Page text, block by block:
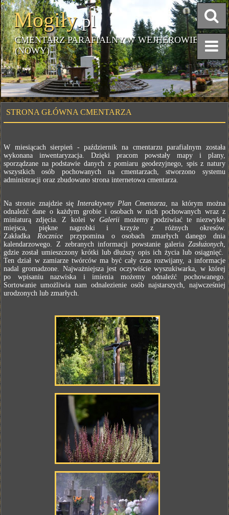
Mogiły.pl
CMENTARZ PARAFIALNY W WEJHEROWIE
(NOWY)
STRONA GŁÓWNA CMENTARZA
W miesiącach sierpień - październik na cmentarzu parafialnym została
wykonana inwentaryzacja. Dzięki pracom powstały mapy i plany,
sporządzane na podstawie danych z pomiaru geodezyjnego, spis z natury
wszystkich osób pochowanych na cmentarzach, stworzono systemu
administracji oraz zbudowano strona internetowa cmentarza.
Na stronie znajdzie się Interaktywny Plan Cmentarza, na którym można
odnaleźć dane o każdym grobie i osobach w nich pochowanych wraz z
miniaturą zdjęcia. Z kolei wGalerii możemy podziwiać te niezwykłe
miejsca, piękne nagrobki i krzyże z różnych okresów.
ZakładkaRocznice przypomina o osobach zmarłych danego dnia
kalendarzowego. Z zebranych informacji powstanie galeria Zasłużonych,
gdzie został umieszczony krótki lub dłuższy opis ich życia lub osiągnięć.
Ten dział w zamiarze twórców ma być cały czas rozwijany, a informacje
nadal gromadzone. Najważniejsza jest oczywiście wyszukiwarka, w której
po wpisaniu nazwiska i imienia możemy odnaleźć pochowanego.
Sortowanie umożliwia nam odnalezienie osób najstarszych, najwcześniej
urodzonych lub zmarłych.